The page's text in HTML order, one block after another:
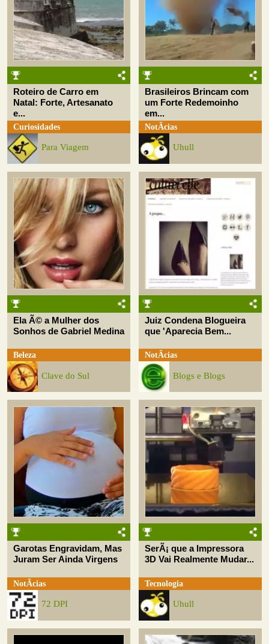
Roteiro de Carro em
Natal: Forte, Artesanato
e...
Curiosidades
Para Viagem
Brasileiros Brincam com
um Forte Redemoinho
em...
NotÃ­cias
Uhull
Ela Ã© a Mulher dos
Sonhos de Gabriel Medina
Beleza
Clave do Sul
Juiz Condena Blogueira
que 'Aparecia Bem...
NotÃ­cias
Blogs e Blogs
Garotas Engravidam, Mas
Juram Ser Ainda Virgens
NotÃ­cias
72 DPI
SerÃ¡ que a Impressora
3D Vai Realmente Mudar...
Tecnologia
Uhull